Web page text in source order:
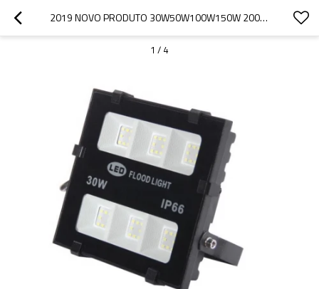
2019 NOVO PRODUTO 30W50W100W150W 200WOEMIP65 GARANTIA DE 2 ANOS PARA LÂMPADAS DE ILUMINAÇÃO LED
1 / 4